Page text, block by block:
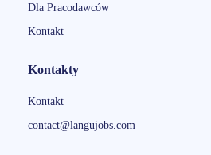
Dla Pracodawców
Kontakt
Kontakty
Kontakt
contact@langujobs.com